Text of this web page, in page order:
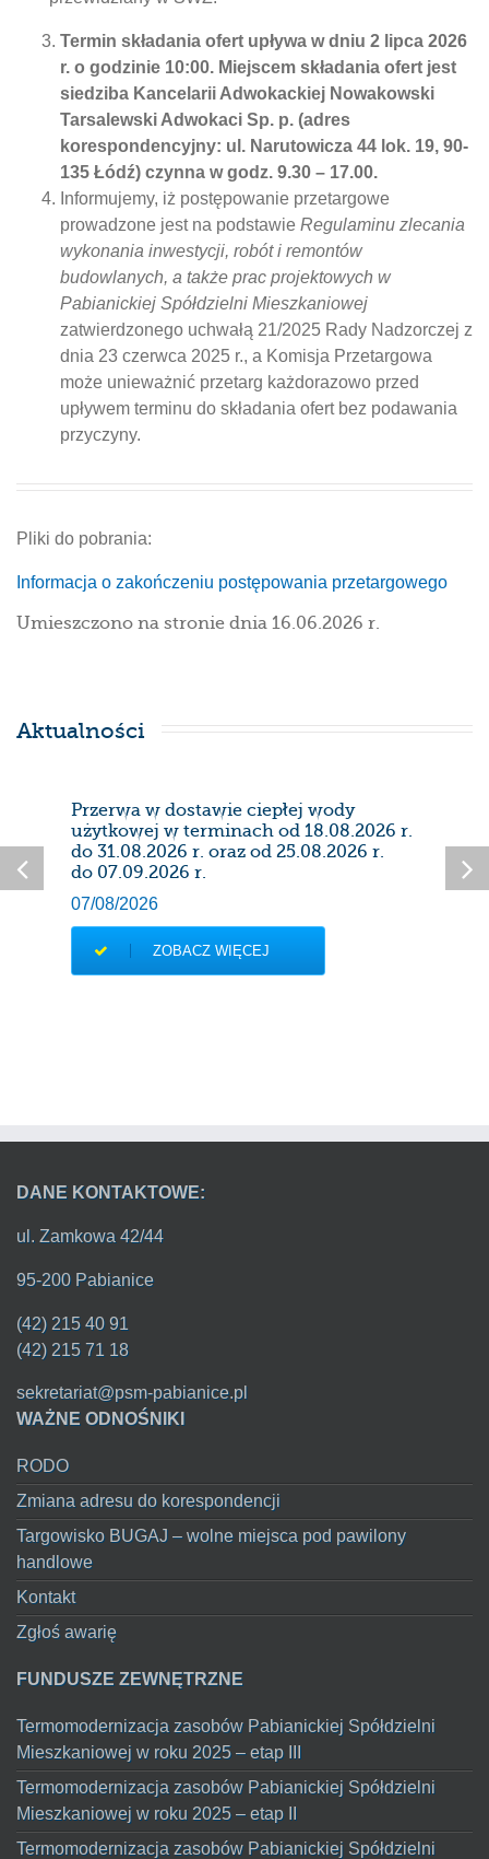
Termin składania ofert upływa w dniu 2 lipca 2026
r. o godzinie 10:00. Miejscem składania ofert jest
siedziba Kancelarii Adwokackiej Nowakowski
Tarsalewski Adwokaci Sp. p. (adres
korespondencyjny: ul. Narutowicza 44 lok. 19, 90-
135 Łódź) czynna w godz. 9.30 – 17.00.
Informujemy, iż postępowanie przetargowe
prowadzone jest na podstawie Regulaminu zlecania
wykonania inwestycji, robót i remontów
budowlanych, a także prac projektowych w
Pabianickiej Spółdzielni Mieszkaniowej
zatwierdzonego uchwałą 21/2025 Rady Nadzorczej z
dnia 23 czerwca 2025 r., a Komisja Przetargowa
może unieważnić przetarg każdorazowo przed
upływem terminu do składania ofert bez podawania
przyczyny.
Pliki do pobrania:
Informacja o zakończeniu postępowania przetargowego
Umieszczono na stronie dnia 16.06.2026 r.
Aktualności
Przerwa w dostawie ciepłej wody
użytkowej w terminach od 18.08.2026 r.
do 31.08.2026 r. oraz od 25.08.2026 r.
do 07.09.2026 r.
07/08/2026
ZOBACZ WIĘCEJ
DANE KONTAKTOWE:
ul. Zamkowa 42/44
95-200 Pabianice
(42) 215 40 91
(42) 215 71 18
sekretariat@psm-pabianice.pl
WAŻNE ODNOŚNIKI
RODO
Zmiana adresu do korespondencji
Targowisko BUGAJ – wolne miejsca pod pawilony
handlowe
Kontakt
Zgłoś awarię
FUNDUSZE ZEWNĘTRZNE
Termomodernizacja zasobów Pabianickiej Spółdzielni
Mieszkaniowej w roku 2025 – etap III
Termomodernizacja zasobów Pabianickiej Spółdzielni
Mieszkaniowej w roku 2025 – etap II
Termomodernizacja zasobów Pabianickiej Spółdzielni